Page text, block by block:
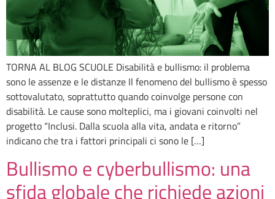
TORNA AL BLOG SCUOLE Disabilità e bullismo: il problema
sono le assenze e le distanze Il fenomeno del bullismo è spesso
sottovalutato, soprattutto quando coinvolge persone con
disabilità. Le cause sono molteplici, ma i giovani coinvolti nel
progetto “Inclusi. Dalla scuola alla vita, andata e ritorno”
indicano che tra i fattori principali ci sono le […]
Bullismo e cyberbullismo: una
sfida globale che richiede azioni